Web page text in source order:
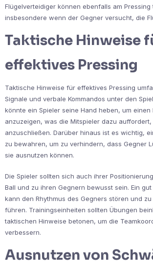
Flügelverteidiger können ebenfalls am Pressing
insbesondere wenn der Gegner versucht, die
Taktische Hinweise
effektives Pressing
Taktische Hinweise für effektives Pressing
Signale und verbale Kommandos unter den
könnte ein Spieler seine Hand heben, um
anzuzeigen, was die Mitspieler dazu auffordert,
anzuschließen. Darüber hinaus ist es wichtig,
zu bewahren, um zu verhindern, dass Gegner
sie ausnutzen können.
Die Spieler sollten sich auch ihrer
Ball und zu ihren Gegnern bewusst sein. Ein
kann den Rhythmus des Gegners stören und zu
führen. Trainingseinheiten sollten Übungen
taktischen Hinweise betonen, um die
verbessern.
Ausnutzen von